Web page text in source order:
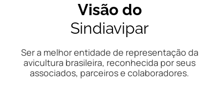
Ser a melhor entidade de representação da
avicultura brasileira, reconhecida por seus
associados, parceiros e colaboradores.
Visão do
Sindiavipar